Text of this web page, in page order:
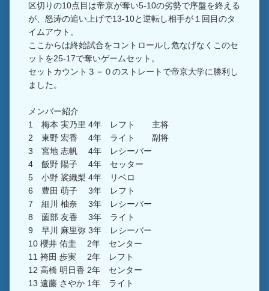
区切りの10点目は帝京が奪い5-10の劣勢で序盤を終える
が、怒涛の追い上げで13-10と逆転し相手が１回目のタ
イムアウト。
ここからは終始試合をコントロールし危なげなくこのセ
ットを25-17で奪いゲームセット。
セットカウント３－０のストレートで帝京大学に勝利し
ました。
メンバー紹介
1 梅本 実乃里 4年 レフト 主将
2 東野 宏香 4年 ライト 副将
3 宮地 志帆 4年 レシーバー
4 飯野 陽子 4年 セッター
5 小野 裟織梨 4年 リベロ
6 豊田 萌子 3年 レフト
7 細川 柚奈 3年 レシーバー
8 薗部 友香 3年 ライト
9 早川 麻里弥 3年 レシーバー
10 櫻井 佑圭 2年 センター
11 袴田 歩実 2年 レフト
12 高橋 明日香 2年 センター
13 遠藤 さやか 1年 ライト